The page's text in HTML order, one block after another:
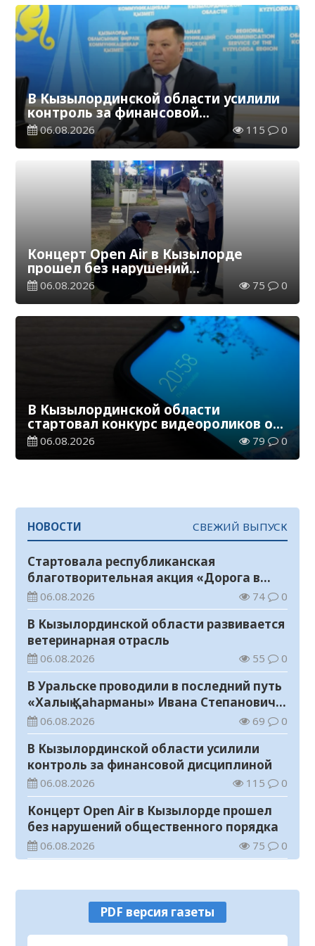
В Кызылординской области усилили
контроль за финансовой
дисциплиной
06.08.2026 115 0
Концерт Open Air в Кызылорде
прошел без нарушений
общественного порядка
06.08.2026 75 0
В Кызылординской области
стартовал конкурс видеороликов о
семейных ценностях и Конституции
06.08.2026 79 0
НОВОСТИ СВЕЖИЙ ВЫПУСК
Стартовала республиканская
благотворительная акция «Дорога в
школу»
06.08.2026 74 0
В Кызылординской области развивается
ветеринарная отрасль
06.08.2026 55 0
В Уральске проводили в последний путь
«Халық Қаһарманы» Ивана Степановича
Гапича
06.08.2026 69 0
В Кызылординской области усилили
контроль за финансовой дисциплиной
06.08.2026 115 0
Концерт Open Air в Кызылорде прошел
без нарушений общественного порядка
06.08.2026 75 0
конкурс видеороликов о семейных
ценностях и Конституции
06.08.2026
Соблюдение правил пожарной
PDF версия газеты